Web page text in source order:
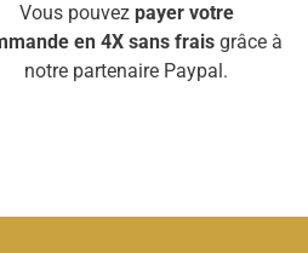
Vous pouvez payer votre
en 4X sans fraisgrâce à
notre partenaire Paypal.